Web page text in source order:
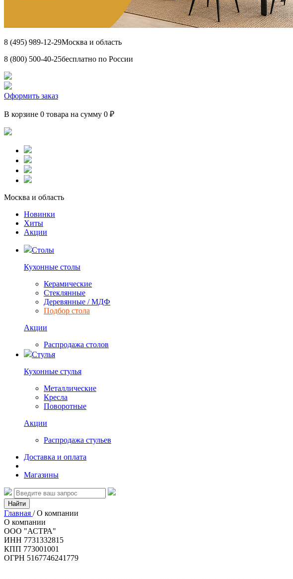
8 (495) 989-12-29Москва и область
8 (800) 500-40-25бесплатно по России
Оформить заказ
В корзине 0 товара на сумму 0 ₽
Москва и область
Новинки
Хиты
Акции
Столы
Кухонные столы
Керамические
Стеклянные
Деревянные / МДФ
Подбор стола
Акции
Распродажа столов
Стулья
Кухонные стулья
Металлические
Кресла
Поворотные
Акции
Распродажа стульев
Доставка и оплата
Магазины
Найти
Главная / О компании
О компании
ООО "АСТРА"
ИНН 7731332815
КПП 773001001
ОГРН 5167746241779